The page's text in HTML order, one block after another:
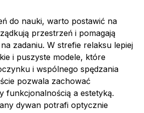
do nauki, warto postawić na
przestrzeń i pomagają
zadaniu. W strefie relaksu lepiej
i puszyste modele, które
i wspólnego spędzania
pozwala zachować
funkcjonalnością a estetyką.
dywan potrafi optycznie